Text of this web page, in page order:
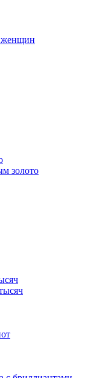
золото